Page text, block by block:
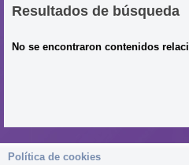
Resultados de búsqueda
No se encontraron contenidos
Política de cookies